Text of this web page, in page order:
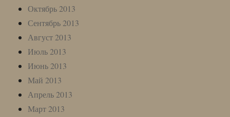
Октябрь 2013
Сентябрь 2013
Август 2013
Июль 2013
Июнь 2013
Май 2013
Апрель 2013
Март 2013